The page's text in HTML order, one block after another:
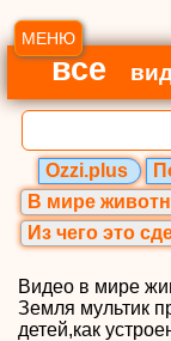
МЕНЮ
все
Ozzi.plus
В мире
Из чего это
Видео в мире
Земля мультик
детей,как